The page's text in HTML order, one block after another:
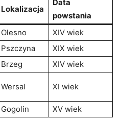
Lokalizacja
Data
powstania
Olesno
XIV wiek
Pszczyna
XIX wiek
Brzeg
XIV wiek
Wersal XI ⁤wiek
Gogolin XV wiek